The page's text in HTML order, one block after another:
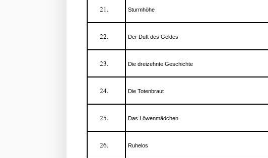
Sturmhöhe
Der Duft des Geldes
Die dreizehnte Geschichte
Die Totenbraut
Das Löwenmädchen
Ruhelos